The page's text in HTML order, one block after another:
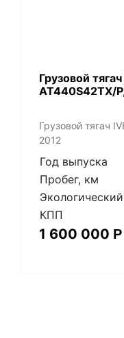
Грузовой
AT440S42TX/
Грузовой тягач
2012
Год выпуска
Пробег, км
КПП
1 600 000 Р